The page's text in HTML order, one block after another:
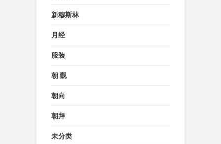
新穆斯林
月经
服装
朝 觐
朝向
朝拜
未分类